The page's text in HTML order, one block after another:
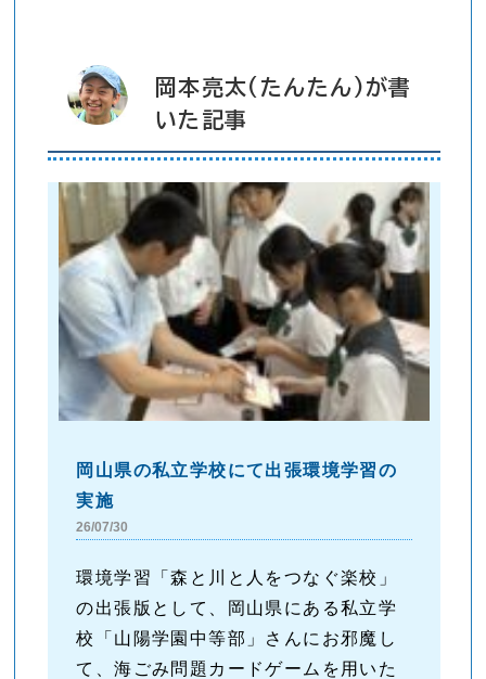
岡本亮太(たんたん)が書
いた記事
岡山県の私立学校にて出張環境学習の
実施
26/07/30
環境学習「森と川と人をつなぐ楽校」
の出張版として、岡山県にある私立学
校「山陽学園中等部」さんにお邪魔し
て、海ごみ問題カードゲームを用いた